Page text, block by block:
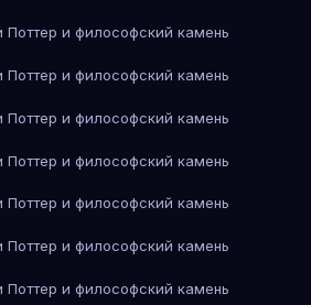
и философский камень
и философский камень
и философский камень
и философский камень
и философский камень
и философский камень
и философский камень